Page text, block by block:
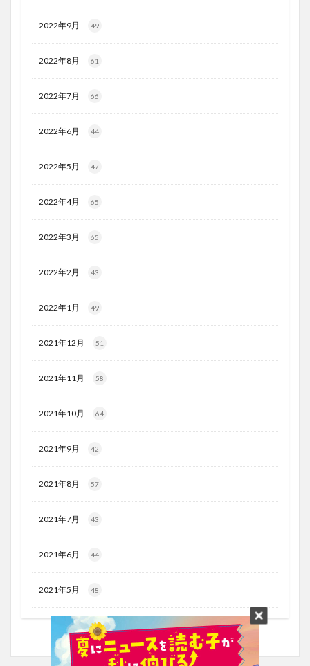
2022年9月 49
2022年8月 61
2022年7月 66
2022年6月 44
2022年5月 47
2022年4月 65
2022年3月 65
2022年2月 43
2022年1月 49
2021年12月 51
2021年11月 58
2021年10月 64
2021年9月 42
2021年8月 57
2021年7月 43
2021年6月 44
2021年5月 48